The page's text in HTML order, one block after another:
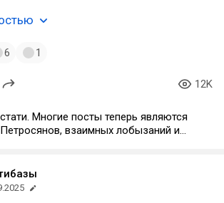
6 1
12K
Многие посты теперь являются
взаимных лобызаний и